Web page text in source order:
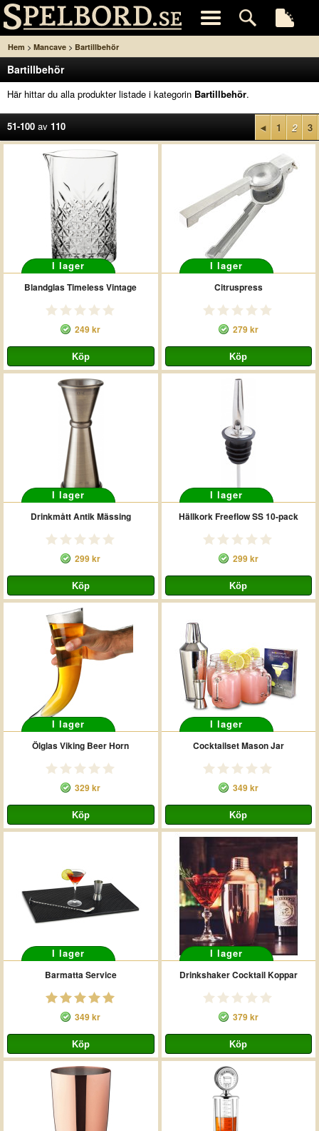
Hem > Mancave > Bartillbehör
Bartillbehör
Här hittar du alla produkter listade i kategorin Bartillbehör.
51-100 av 110 ◄ 1 2 3
I lager
Blandglas Timeless Vintage
249 kr
I lager
Citruspress
279 kr
I lager
Drinkmått Antik Mässing
299 kr
I lager
Hällkork Freeflow SS 10-pack
299 kr
I lager
Ölglas Viking Beer Horn
329 kr
I lager
Cocktailset Mason Jar
349 kr
I lager
Barmatta Service
349 kr
I lager
Drinkshaker Cocktail Koppar
379 kr